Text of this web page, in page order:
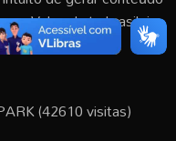
no Vale, skate brasileiro
(42610 visitas)